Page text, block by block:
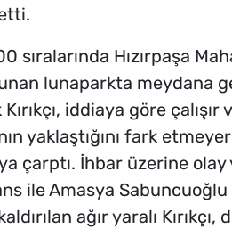
sıralarında Hızırpaşa
lunaparkta meydana
iddiaya göre
yaklaştığını fark
çarptı. İhbar üzerine
ile Amasya
ağır yaralı